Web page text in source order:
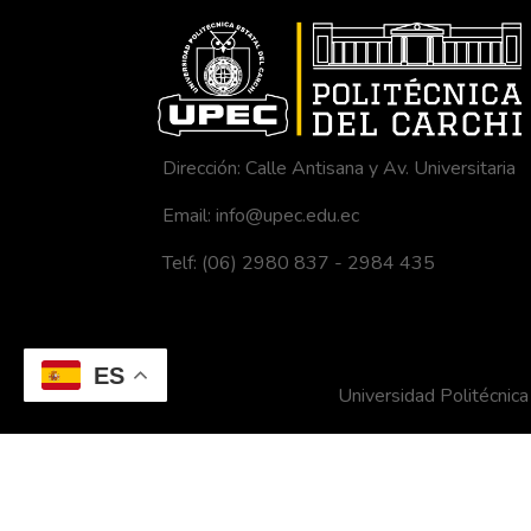
ES
Dirección: Calle Antisana y Av. Universitaria
Email: info@upec.edu.ec
Telf: (06) 2980 837 - 2984 435
Universidad